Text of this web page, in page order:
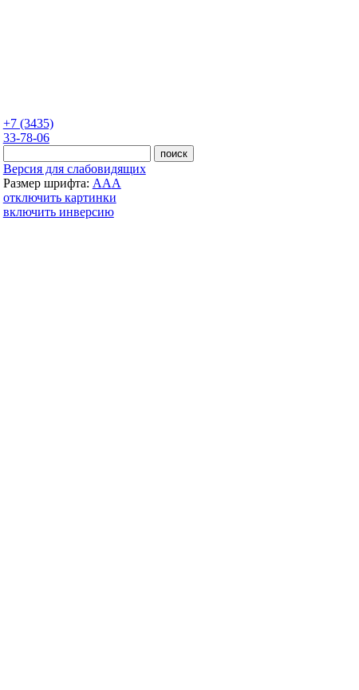
+7 (3435)
33-78-06
Версия для слабовидящих
Размер шрифта: AAA
отключить картинки
включить инверсию